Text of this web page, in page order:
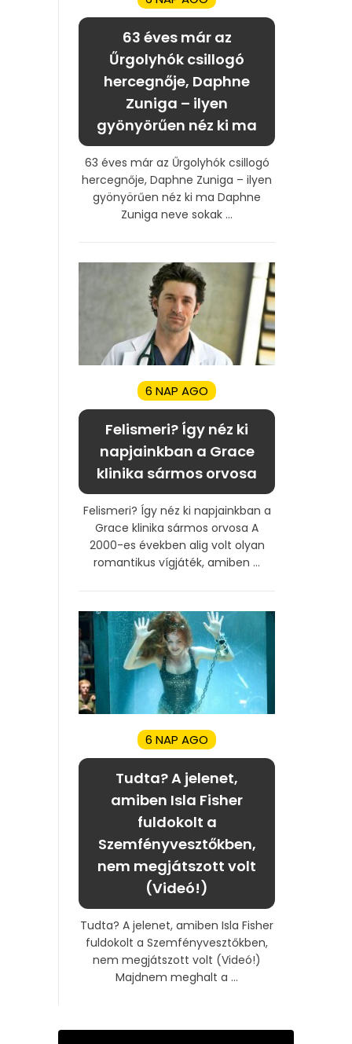
63 éves már az
Űrgolyhók csillogó
hercegnője, Daphne
Zuniga – ilyen
gyönyörűen néz ki ma
63 éves már az Űrgolyhók csillogó
hercegnője, Daphne Zuniga – ilyen
gyönyörűen néz ki ma Daphne
Zuniga neve sokak ...
6 NAP AGO
Felismeri? Így néz ki
napjainkban a Grace
klinika sármos orvosa
Felismeri? Így néz ki napjainkban a
Grace klinika sármos orvosa A
2000-es években alig volt olyan
romantikus vígjáték, amiben ...
6 NAP AGO
Tudta? A jelenet,
amiben Isla Fisher
fuldokolt a
Szemfényvesztőkben,
nem megjátszott volt
(Videó!)
Tudta? A jelenet, amiben Isla Fisher
fuldokolt a Szemfényvesztőkben,
nem megjátszott volt (Videó!)
Majdnem meghalt a ...